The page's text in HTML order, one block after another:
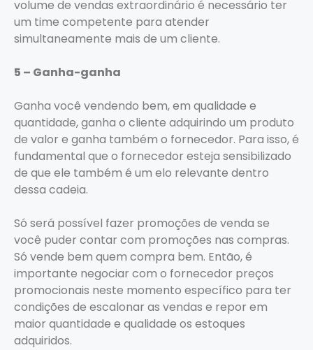
volume de vendas extraordinário é necessário ter
um time competente para atender
simultaneamente mais de um cliente.
5 – Ganha-ganha
Ganha você vendendo bem, em qualidade e
quantidade, ganha o cliente adquirindo um produto
de valor e ganha também o fornecedor. Para isso, é
fundamental que o fornecedor esteja sensibilizado
de que ele também é um elo relevante dentro
dessa cadeia.
Só será possível fazer promoções de venda se
você puder contar com promoções nas compras.
Só vende bem quem compra bem. Então, é
importante negociar com o fornecedor preços
promocionais neste momento específico para ter
condições de escalonar as vendas e repor em
maior quantidade e qualidade os estoques
adquiridos.